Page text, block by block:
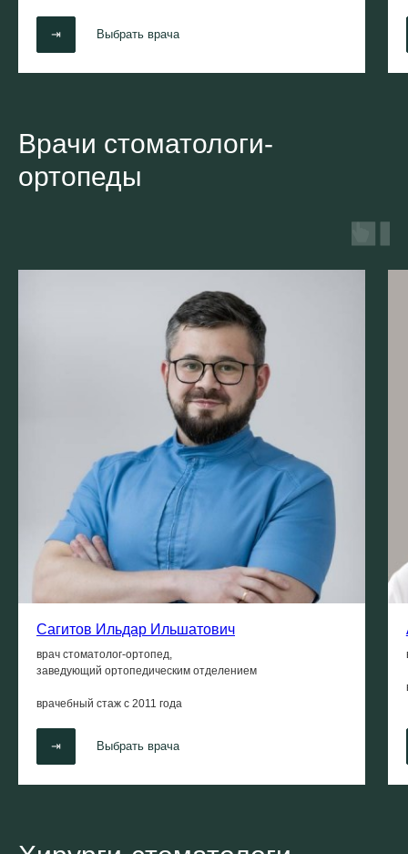
⇥ Выбрать врача
Врачи стоматологи-
ортопеды
Сагитов Ильдар Ильшатович
врач стоматолог-ортопед,
заведующий ортопедическим отделением
врачебный стаж с 2011 года
⇥ Выбрать врача